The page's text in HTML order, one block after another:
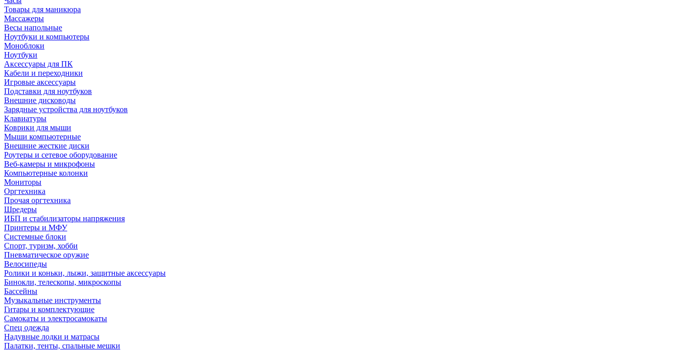
Товары для маникюра
Массажеры
Весы напольные
Ноутбуки и компьютеры
Моноблоки
Ноутбуки
Аксессуары для ПК
Кабели и переходники
Игровые аксессуары
Подставки для ноутбуков
Внешние дисководы
Зарядные устройства для ноутбуков
Клавиатуры
Коврики для мыши
Мыши компьютерные
Внешние жесткие диски
Роутеры и сетевое оборудование
Веб-камеры и микрофоны
Компьютерные колонки
Мониторы
Оргтехника
Прочая оргтехника
Шредеры
ИБП и стабилизаторы напряжения
Принтеры и МФУ
Системные блоки
Спорт, туризм, хобби
Пневматическое оружие
Велосипеды
Ролики и коньки, лыжи, защитные аксессуары
Бинокли, телескопы, микроскопы
Бассейны
Музыкальные инструменты
Гитары и комплектующие
Самокаты и электросамокаты
Спец одежда
Надувные лодки и матрасы
Палатки, тенты, спальные мешки